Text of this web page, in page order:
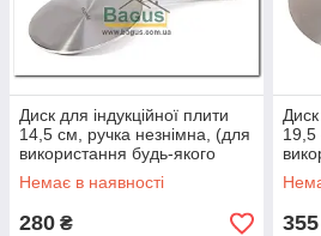
Диск для індукційної плити
14,5 см, ручка незнімна, (для
використання будь-якого
посуду) Kamille KM-5651
Немає в наявності
280 ₴
19,5
355